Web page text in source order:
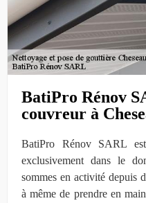
BatiPro Rénov
couvreur à
BatiPro Rénov SARL
exclusivement dans le
sommes en activité depuis
à même de prendre en